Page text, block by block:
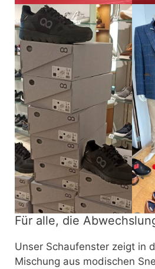
Für alle, die
Unser Schaufenster zeigt in
Mischung aus modischen